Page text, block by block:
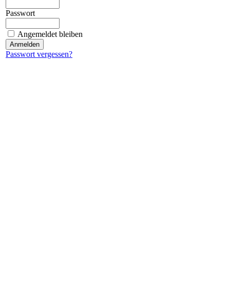
Passwort
Angemeldet bleiben
Passwort vergessen?